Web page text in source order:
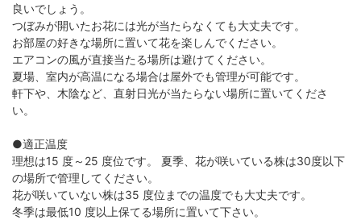
良いでしょう。
つぼみが開いたお花には光が当たらなくても大丈夫です。
お部屋の好きな場所に置いて花を楽しんでください。
エアコンの風が直接当たる場所は避けてください。
夏場、室内が高温になる場合は屋外でも管理が可能です。
軒下や、木陰など、直射日光が当たらない場所に置いてくださ
い。
●適正温度
理想は15 度～25 度位です。 夏季、花が咲いている株は30度以下
の場所で管理してください。
花が咲いていない株は35 度位までの温度でも大丈夫です。
冬季は最低10 度以上保てる場所に置いて下さい。